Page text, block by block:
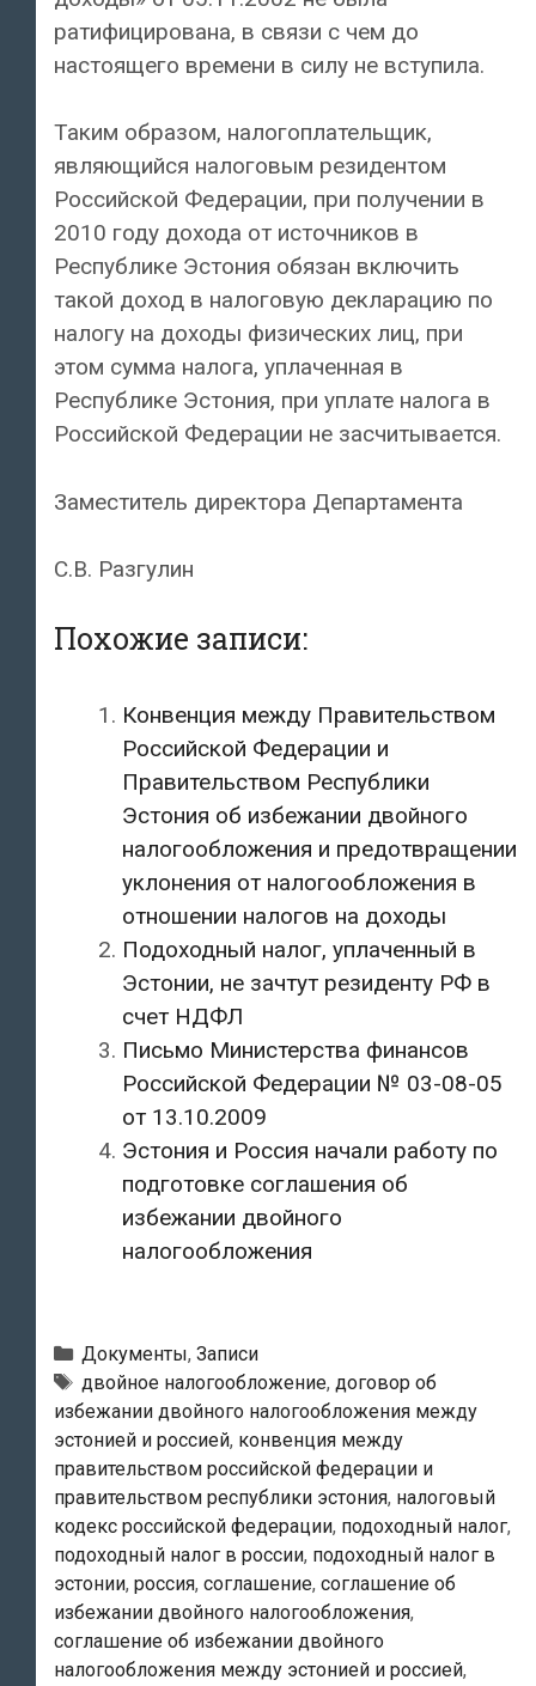
ратифицирована, в связи с чем до
настоящего времени в силу не вступила.
Таким образом, налогоплательщик,
являющийся налоговым резидентом
Российской Федерации, при получении в
2010 году дохода от источников в
Республике Эстония обязан включить
такой доход в налоговую декларацию по
налогу на доходы физических лиц, при
этом сумма налога, уплаченная в
Республике Эстония, при уплате налога в
Российской Федерации не засчитывается.
Заместитель директора Департамента
С.В. Разгулин
Похожие записи:
Конвенция между Правительством
Российской Федерации и
Правительством Республики
Эстония об избежании двойного
налогообложения и предотвращении
уклонения от налогообложения в
отношении налогов на доходы
Подоходный налог, уплаченный в
Эстонии, не зачтут резиденту РФ в
счет НДФЛ
Письмо Министерства финансов
Российской Федерации № 03-08-05
от 13.10.2009
Эстония и Россия начали работу по
подготовке соглашения об
избежании двойного
налогообложения
Рубрики
Документы, Записи
Метки
двойное налогообложение, договор об
избежании двойного налогообложения между
эстонией и россией, конвенция между
правительством российской федерации и
правительством республики эстония, налоговый
кодекс российской федерации, подоходный налог,
подоходный налог в россии, подоходный налог в
эстонии, россия, соглашение, соглашение об
избежании двойного налогообложения,
соглашение об избежании двойного
налогообложения между эстонией и россией,